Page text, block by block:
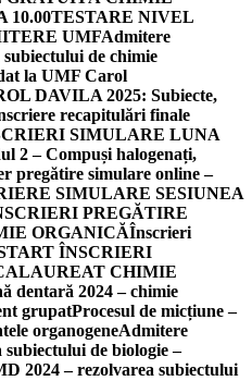
10.00TESTARE NIVEL
UMFAdmitere
de chimie
la UMF Carol
DAVILA 2025: Subiecte,
recapitulări finale
SIMULARE LUNA
2 – Compuși halogenați,
pregătire simulare online –
SIMULARE SESIUNEA
PREGĂTIRE
ORGANICĂÎnscrieri
ÎNSCRIERI
CHIMIE
dentară 2024 – chimie
grupatProcesul de micțiune –
organogeneAdmitere
subiectului de biologie –
2024 – rezolvarea subiectului